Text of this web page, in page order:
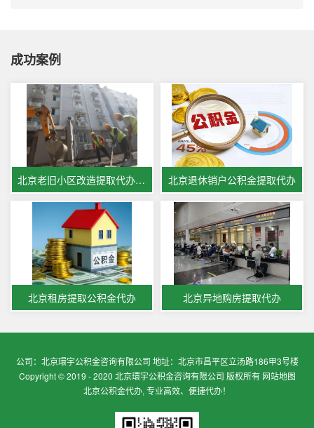
成功案例
北京老旧小区改造提取代办公积金 北京退休销户公积金提取代办
北京租房提取公积金代办 北京异地购房提取代办
公司：北京環宇公积金咨询有限公司 地址：北京市昌平区立汤路186甲3号楼
Copyright © 2019 - 2020 北京環宇公积金咨询有限公司 版权所有 网站地图
北京公积金代办, 专业高效、便捷代办！